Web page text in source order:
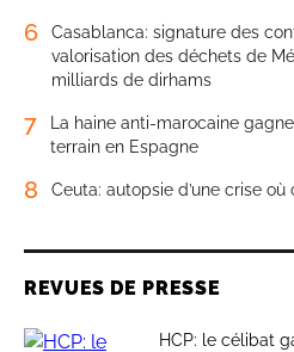
6
Casablanca: signature des
valorisation des déchets de
milliards de dirhams
7
La haine anti-marocaine
terrain en Espagne
8 Ceuta: autopsie d’une crise
REVUES DE PRESSE
HCP: le célibat